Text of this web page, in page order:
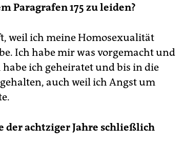
Paragrafen 175 zu leiden?
weil ich meine Homosexualität
Ich habe mir was vorgemacht und
habe ich geheiratet und bis in die
auch weil ich Angst um
der achtziger Jahre schließlich